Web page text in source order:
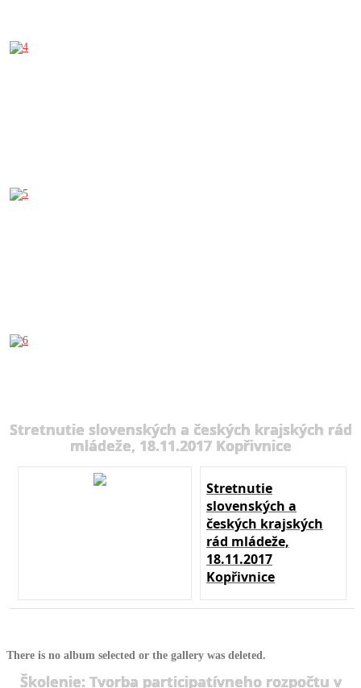
Stretnutie slovenských a českých krajských rád
mládeže, 18.11.2017 Kopřivnice
Stretnutie
slovenských a
českých krajských
rád mládeže,
18.11.2017
Kopřivnice
There is no album selected or the gallery was deleted.
Školenie: Tvorba participatívneho rozpočtu v